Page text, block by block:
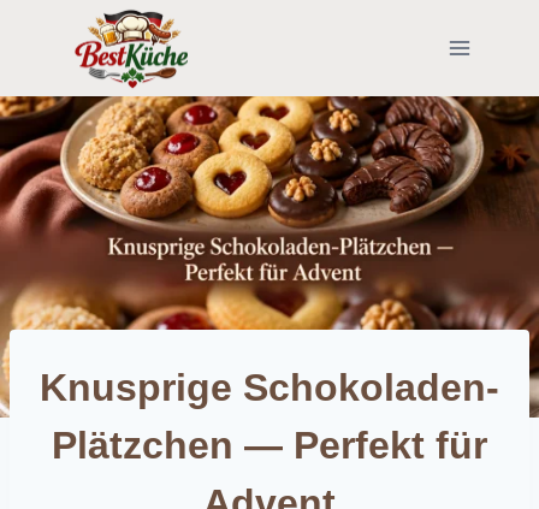
Knusprige Schokoladen-
Plätzchen — Perfekt für